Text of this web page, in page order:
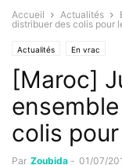
Accueil Actualités
distribuer des colis pour
Actualités En vrac
[Maroc]
colis
Par Zoubida - 01/07/